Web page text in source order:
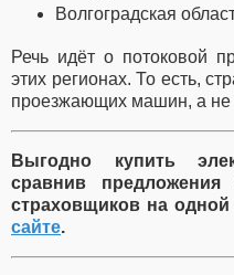
Волгоградская
Речь идёт о потоковой
этих регионах. То есть,
проезжающих машин, а не
Выгодно купить
сравнив
страховщиков на
сайте.